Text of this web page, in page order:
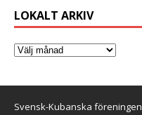
LOKALT ARKIV
Svensk-Kubanska föreningen